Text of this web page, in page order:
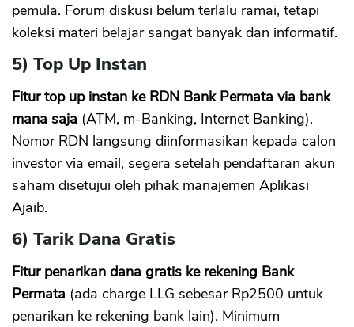
pemula. Forum diskusi belum terlalu ramai, tetapi
koleksi materi belajar sangat banyak dan informatif.
5) Top Up Instan
Fitur top up instan ke RDN Bank Permata via bank
mana saja (ATM, m-Banking, Internet Banking).
Nomor RDN langsung diinformasikan kepada calon
investor via email, segera setelah pendaftaran akun
saham disetujui oleh pihak manajemen Aplikasi
Ajaib.
6) Tarik Dana Gratis
Fitur penarikan dana gratis ke rekening Bank
Permata (ada charge LLG sebesar Rp2500 untuk
penarikan ke rekening bank lain). Minimum